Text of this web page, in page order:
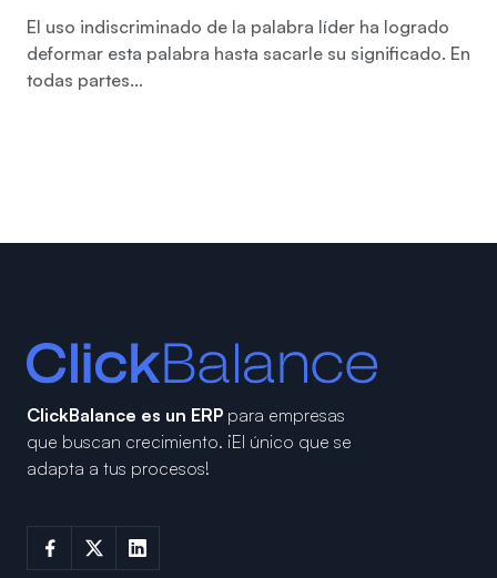
El uso indiscriminado de la palabra líder ha logrado
deformar esta palabra hasta sacarle su significado. En
todas partes...
ClickBalance es un ERP para empresas
que buscan crecimiento. ¡El único que se
adapta a tus procesos!